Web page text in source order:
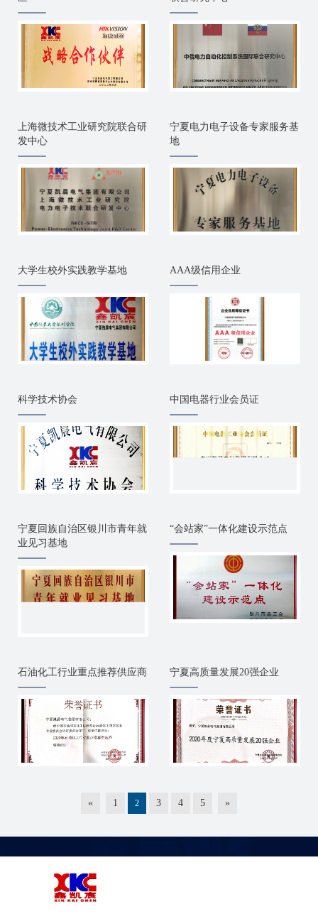
上海微技术工业研究院联合研
发中心
宁夏电力电子设备专家服务基
地
大学生校外实践教学基地 AAA级信用企业
科学技术协会 中国电器行业会员证
宁夏回族自治区银川市青年就
业见习基地
“会站家”一体化建设示范点
石油化工行业重点推荐供应商 宁夏高质量发展20强企业
« 1 2 3 4 5 »